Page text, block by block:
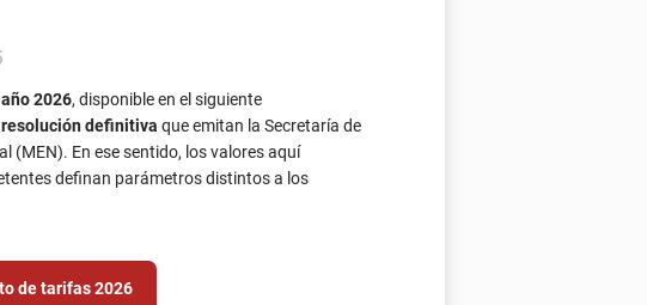
2026, disponible en el siguiente
definitiva que emitan la Secretaría de
(MEN). En ese sentido, los valores aquí
definan parámetros distintos a los
de tarifas 2026